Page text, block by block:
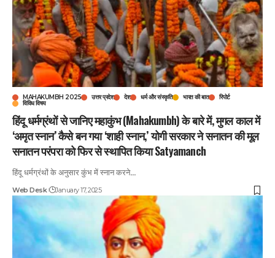
MAHAKUMBH 2025 उत्तर प्रदेश देश धर्म और संस्कृति भारत की बात रिपोर्ट
विविध विषय
हिंदू धर्मग्रंथों से जानिए महाकुंभ (Mahakumbh) के बारे में, मुगल काल में
‘अमृत स्नान’ कैसे बन गया ‘शाही स्नान,’ योगी सरकार ने सनातन की मूल
सनातन परंपरा को फिर से स्थापित किया Satyamanch
हिंदू धर्मग्रंथों के अनुसार कुंभ में स्नान करने…
Web Desk January 17, 2025